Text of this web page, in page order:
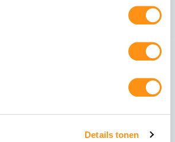
Details tonen
speciaal thermisch proces waarbij
verhit tot circa 620°C en
in het oppervlak,